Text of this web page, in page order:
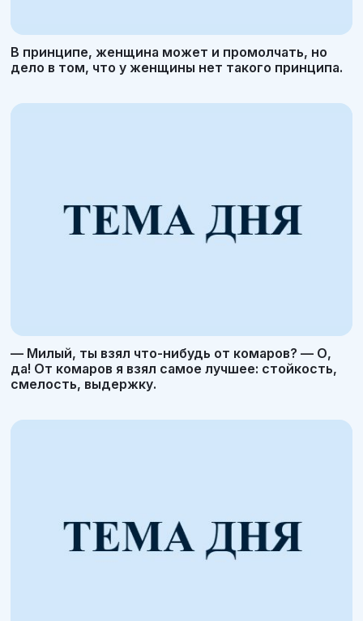
В принципе, женщина может и промолчать, но
дело в том, что у женщины нет такого принципа.
— Милый, ты взял что-нибудь от комаров? — О,
да! От комаров я взял самое лучшее: стойкость,
смелость, выдержку.